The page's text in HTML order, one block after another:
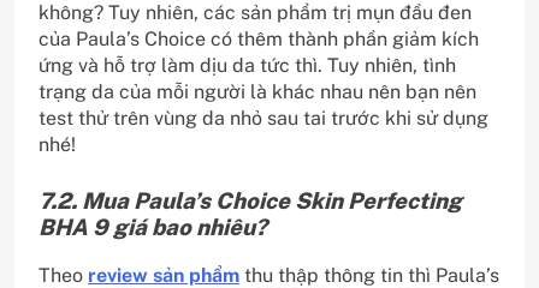
không? Tuy nhiên, các sản phẩm trị mụn đầu đen
của Paula’s Choice có thêm thành phần giảm kích
ứng và hỗ trợ làm dịu da tức thì. Tuy nhiên, tình
trạng da của mỗi người là khác nhau nên bạn nên
test thử trên vùng da nhỏ sau tai trước khi sử dụng
nhé!
7.2. Mua Paula’s Choice Skin Perfecting
BHA 9 giá bao nhiêu?
Theo review sản phẩm thu thập thông tin thì Paula’s